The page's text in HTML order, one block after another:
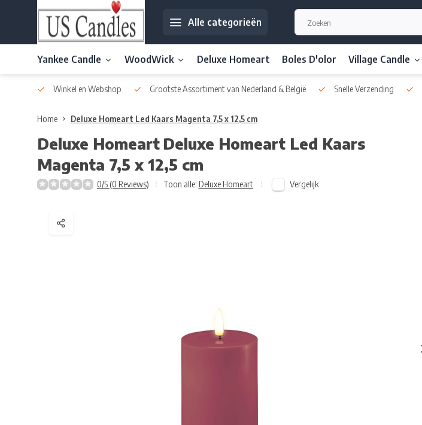
Alle categorieën
Yankee Candle WoodWick Deluxe Homeart Boles D'olor Village Candle
Winkel en Webshop Grootste Assortiment van Nederland & België Snelle Verzending
Home Deluxe Homeart Led Kaars Magenta 7,5 x 12,5 cm
Deluxe Homeart Deluxe Homeart Led Kaars
Magenta 7,5 x 12,5 cm
0/5 (0 Reviews) Toon alle: Deluxe Homeart Vergelijk